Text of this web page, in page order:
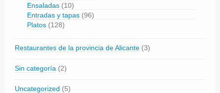
Ensaladas (10)
Entradas y tapas (96)
Platos (128)
Restaurantes de la provincia de Alicante (3)
Sin categoría (2)
Uncategorized (5)